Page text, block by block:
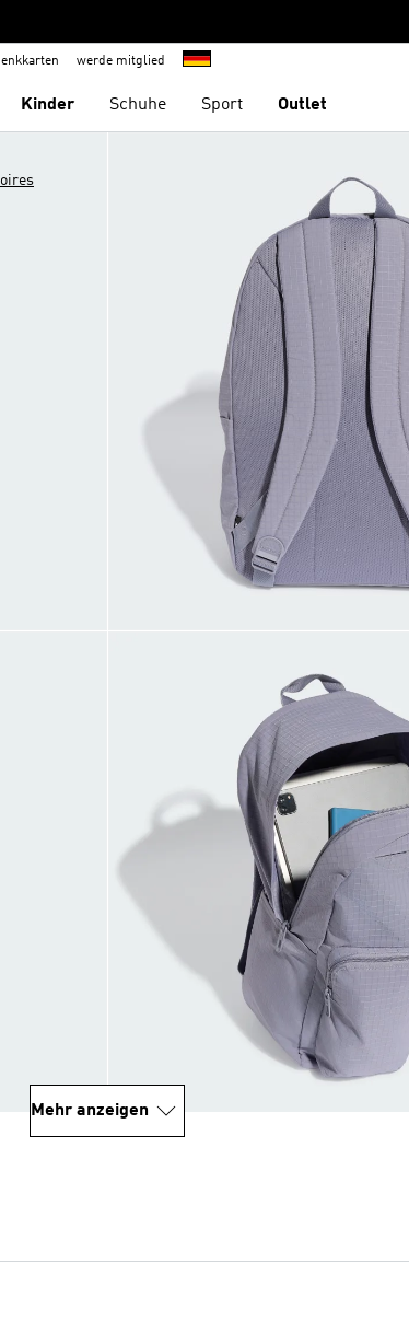
werde mitglied
Kinder Schuhe Sport Outlet
Mehr anzeigen